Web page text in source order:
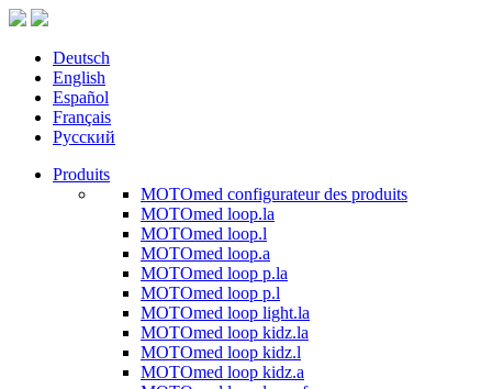
Deutsch
English
Español
Français
Русский
Produits
MOTOmed configurateur des produits
MOTOmed loop.la
MOTOmed loop.l
MOTOmed loop.a
MOTOmed loop p.la
MOTOmed loop p.l
MOTOmed loop light.la
MOTOmed loop kidz.la
MOTOmed loop kidz.l
MOTOmed loop kidz.a